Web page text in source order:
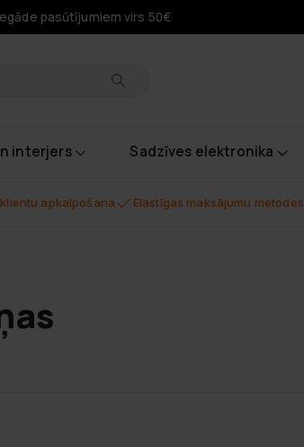
pasūtījumiem virs 50€
interjers Sadzīves elektronika
apkalpošana Elastīgas maksājumu metodes